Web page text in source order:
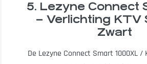
5. Lezyne Connect
– Verlichting KTV
Zwart
De Lezyne Connect Smart 1000XL /